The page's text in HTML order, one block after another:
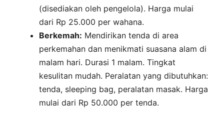
(disediakan oleh pengelola). Harga mulai
dari Rp 25.000 per wahana.
Berkemah: Mendirikan tenda di area
perkemahan dan menikmati suasana alam di
malam hari. Durasi 1 malam. Tingkat
kesulitan mudah. Peralatan yang dibutuhkan:
tenda, sleeping bag, peralatan masak. Harga
mulai dari Rp 50.000 per tenda.